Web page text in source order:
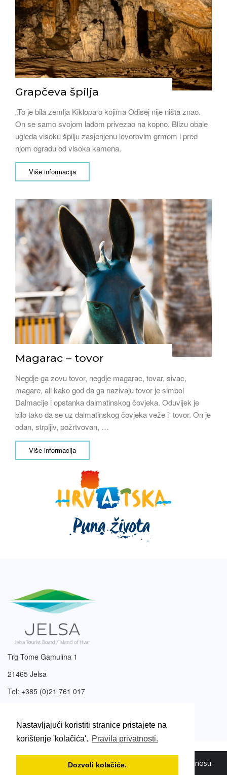
Nastavljajući koristiti stranice pristajete na
korištenje 'kolačića'. Pravila privatnosti.
Dozvoli kolačiće.
Grapčeva špilja
„To je bila zemlja Kiklopa o kojima Odisej nije ništa znao.
On se samo svojom lađom privezao na kopno. Blizu obale
ugleda visoku špilju zasjenjenu lovorovim grmom i pred
njom ogradu od visoka kamena.
Više informacija
Magarac – tovor
Negdje ga zovu tovor, negdje magarac, tovar, sivac,
magare, ali kako god da ga nazivaju tovor je simbol
Dalmacije i opstanka dalmatinskog čovjeka. Oduvijek je
bilo tako da se uz dalmatinskog čovjeka veže i tovor. On je
odan, strpljiv, požrtvovan, …
Više informacija
Trg Tome Gamulina 1
21465 Jelsa
Tel: +385 (0)21 761 017
2003. – 2026. © Turistička zajednica Jelsa. Pravila privatnosti.